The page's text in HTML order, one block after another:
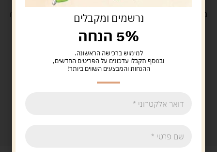
משלוח בקנייה מעל 329 ש"ח משלוח עםנרשמים ומקבלים
5% הנחה
למימוש ברכישה הראשונה.
ובנוסף תקבלו עדכונים על הפריטים החדשים,
ההנחות והמבצעים השווים ביותר!